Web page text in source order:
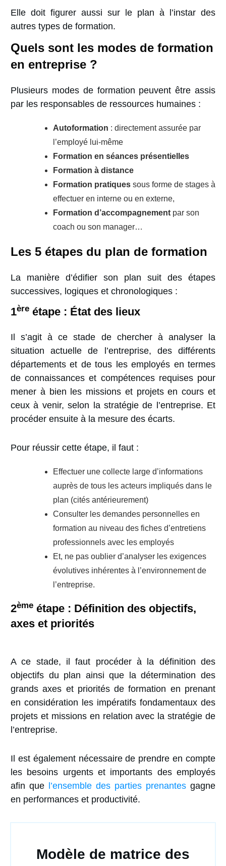
Elle doit figurer aussi sur le plan à l’instar des
autres types de formation.
Quels sont les modes de formation
en entreprise ?
Plusieurs modes de formation peuvent être assis
par les responsables de ressources humaines :
Autoformation : directement assurée par
l’employé lui-même
Formation en séances présentielles
Formation à distance
Formation pratiques sous forme de stages à
effectuer en interne ou en externe,
Formation d’accompagnement par son
coach ou son manager…
Les 5 étapes du plan de formation
La manière d’édifier son plan suit des étapes
successives, logiques et chronologiques :
1ère étape : État des lieux
Il s’agit à ce stade de chercher à analyser la
situation actuelle de l’entreprise, des différents
départements et de tous les employés en termes
de connaissances et compétences requises pour
mener à bien les missions et projets en cours et
ceux à venir, selon la stratégie de l’entreprise. Et
procéder ensuite à la mesure des écarts.
Pour réussir cette étape, il faut :
Effectuer une collecte large d’informations
auprès de tous les acteurs impliqués dans le
plan (cités antérieurement)
Consulter les demandes personnelles en
formation au niveau des fiches d’entretiens
professionnels avec les employés
Et, ne pas oublier d’analyser les exigences
évolutives inhérentes à l’environnement de
l’entreprise.
2ème étape : Définition des objectifs,
axes et priorités
A ce stade, il faut procéder à la définition des
objectifs du plan ainsi que la détermination des
grands axes et priorités de formation en prenant
en considération les impératifs fondamentaux des
projets et missions en relation avec la stratégie de
l’entreprise.
Il est également nécessaire de prendre en compte
les besoins urgents et importants des employés
afin que
l’ensemble des parties prenantes gagne
en performances et productivité.
Modèle de matrice des